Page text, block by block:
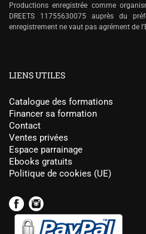
Productions enregistrée comme
DREETS 11755630075 auprès du
enregistrement ne vaut pas agrément de
LIENS UTILES
Catalogue des formations
Financer sa formation
Contact
Ventes privées
Espace parrainage
Ebooks gratuits
Politique de cookies (UE)